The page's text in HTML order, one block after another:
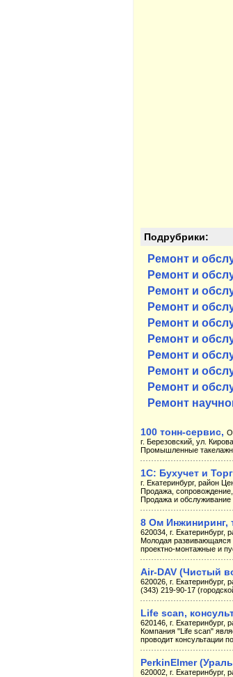
Подрубрики:
Ремонт и
Ремонт и
Ремонт и
Ремонт и
Ремонт и
Ремонт и
Ремонт и
Ремонт и
Ремонт и
Ремонт
100 тонн-сервис,
г. Березовский, ул.
Промышленные
1С: Бухучет и
г. Екатеринбург, район
Продажа,
Продажа и обслуживание
8 Ом Инжиниринг,
620034, г.
Молодая развивающаяся
проектно-монтажные и
Air-DAV (Чистый
620026, г. Екатеринбург,
(343) 219-90-17
Life scan,
620146, г.
Компания "Life scan"
проводит консультации
PerkinElmer
620002, г. Екатеринбург,